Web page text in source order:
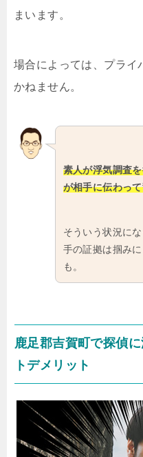
まいます。
場合によっては、プライ
かねません。
素人が浮気調査
が相手に伝わっ
そういう状況に
手の証拠は掴み
も。
鹿足郡吉賀町で探偵
トデメリット